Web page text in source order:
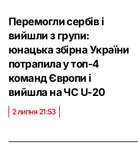
Перемогли сербів і
вийшли з групи:
юнацька збірна України
потрапила у топ-4
команд Європи і
вийшла на ЧС U-20
2 липня 21:53